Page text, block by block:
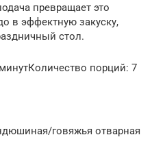
превращает это
в эффектную закуску,
стол.
порций: 7
говяжья отварная